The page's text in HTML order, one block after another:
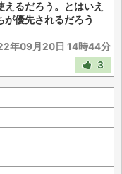
るだろう。とはいえ
が優先されるだろう
年09月20日 14時44分
3